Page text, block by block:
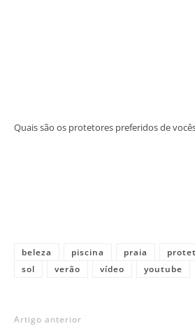
Quais são os protetores preferidos de
beleza piscina praia
sol
verão vídeo youtube
Artigo anterior